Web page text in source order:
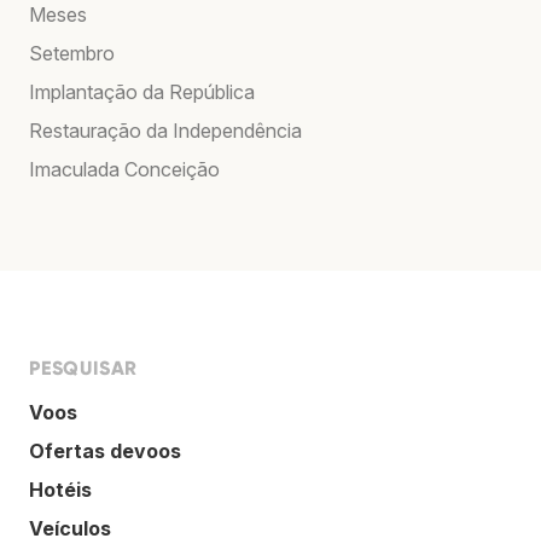
Meses
Setembro
Implantação da República
Restauração da Independência
Imaculada Conceição
PESQUISAR
Voos
Ofertas devoos
Hotéis
Veículos